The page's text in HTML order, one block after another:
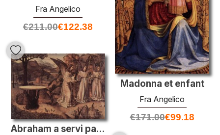
Fra Angelico
€211.00€122.38
Madonna et enfant
Fra Angelico
€171.00€99.18
Abraham a servi par trois anges